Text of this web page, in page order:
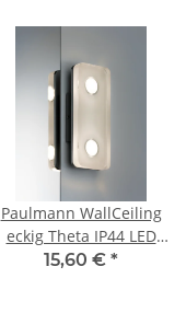
Paulmann WallCeiling
eckig Theta IP44 LED
9W Alu eloxiert/Klar
15,60 € *